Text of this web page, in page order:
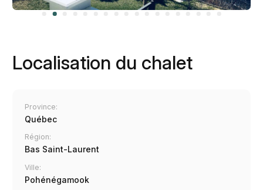
Localisation du chalet
Province:
Québec
Région:
Bas Saint-Laurent
Ville:
Pohénégamook